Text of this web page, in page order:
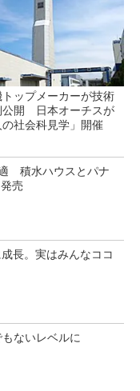
ップメーカーが技術
公開 日本オーチスが
の社会科見学」開催
積水ハウスとパナ
売
長。実はみんなココ
ないレベルに